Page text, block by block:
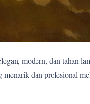
modern, dan tahan
dan profesional